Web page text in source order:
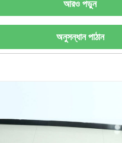
আরও পড়ুন
অনুসন্ধান পাঠান